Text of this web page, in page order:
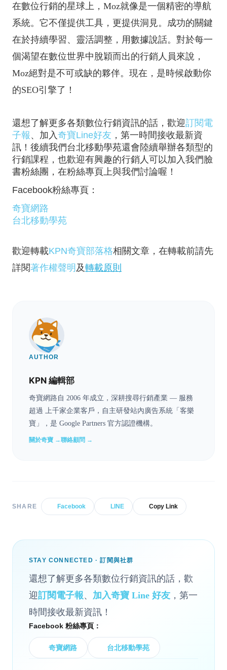
在數位行銷的星球上，Moz就像是一個精密的導航
系統。它不僅提供工具，更提供洞見。成功的關鍵
在於持續學習、靈活調整，用數據說話。對於每一
個渴望在數位世界中脫穎而出的行銷人員來說，
Moz絕對是不可或缺的夥伴。現在，是時候啟動你
的SEO引擎了！
還想了解更多各類數位行銷資訊的話，歡迎訂閱電
子報 、加入 奇寶Line好友 ，第一時間接收最新資
訊！後續我們台北移動學苑還會陸續舉辦各類型的
行銷課程，也歡迎有興趣的行銷人可以加入我們臉
書粉絲團，在粉絲專頁上與我們討論喔！
Facebook粉絲專頁：
奇寶網路
台北移動學苑
歡迎轉載KPN奇寶部落格相關文章，在轉載前請先
詳閱著作權聲明 及轉載原則
AUTHOR
KPN 編輯部
奇寶網路自 2006 年成立，深耕搜尋行銷產業 — 服務
超過 上千家企業客戶，自主研發站內廣告系統「客樂
寶」，是 Google Partners 官方認證機構。
關於奇寶 →聯絡顧問 →
SHARE Facebook LINE Copy Link
STAY CONNECTED · 訂閱與社群
還想了解更多各類數位行銷資訊的話，歡
迎訂閱電子報、 加入奇寶 Line 好友 ，第一
時間接收最新資訊！
Facebook 粉絲專頁：
奇寶網路 台北移動學苑